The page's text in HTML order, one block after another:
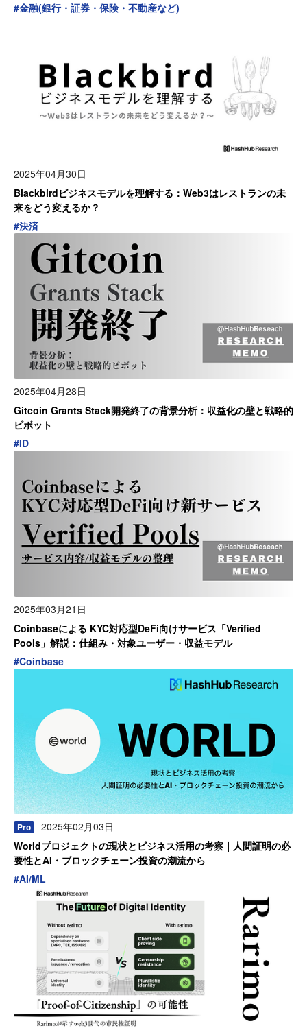
#金融(銀行・証券・保険・不動産など)
2025年04月30日
Blackbirdビジネスモデルを理解する：Web3はレストランの未
来をどう変えるか？
#決済
2025年04月28日
Gitcoin Grants Stack開発終了の背景分析：収益化の壁と戦略的
ピボット
#ID
2025年03月21日
Coinbaseによる KYC対応型DeFi向けサービス「Verified
Pools」解説：仕組み・対象ユーザー・収益モデル
#Coinbase
Pro
2025年02月03日
Worldプロジェクトの現状とビジネス活用の考察｜人間証明の必
要性とAI・ブロックチェーン投資の潮流から
#AI/ML